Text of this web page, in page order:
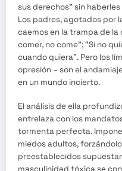
sus derechos” sin
Los padres, agotados por
caemos en la trampa de la
comer, no come”; “Si no
cuando quiera”. Pero los
opresión – son el
en un mundo incierto.
El análisis de ella
entrelaza con los
tormenta perfecta.
miedos adultos,
preestablecidos